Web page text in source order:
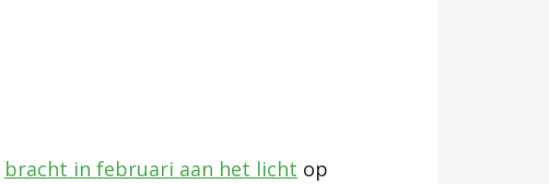
bracht in februari aan het licht op